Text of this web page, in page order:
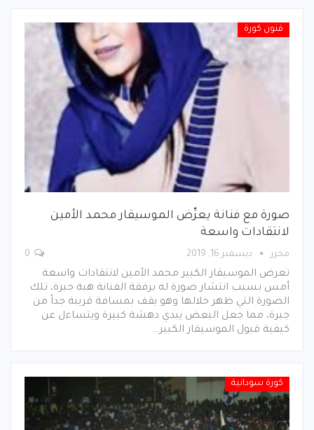
فنون كورة
صورة مع فنانة يعرِّض الموسيقار محمد الأمين
لانتقادات واسعة
محرر ديسمبر 16, 2019
تعرض الموسيقار الكبير محمد الأمين لانتقادات واسعة
أمس بسبب انتشار صورة له برفقة الفنانة هبة جبرة، تلك
الصورة التي ظهر خلالها وهو يقف بمسافة قريبة جداً من
جبرة، مما جعل البعض يبدي دهشة كبيرة ويتساءل عن
كيفية قبول الموسيقار الكبير…
كورة سودانية